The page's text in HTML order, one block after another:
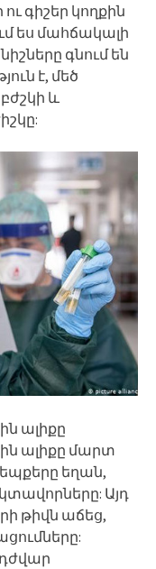
գիշեր կողքին
ես մահճակալի
գնում են
է, մեծ
բժշկի և
ալիքը
ալիքը մարտ
եղան,
Այդ
թիվն աճեց,